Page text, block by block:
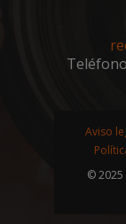
Aviso
© 2025